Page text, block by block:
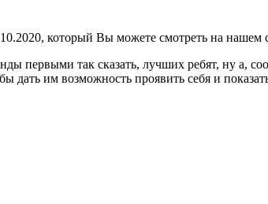
который Вы можете смотреть на нашем
первыми так сказать, лучших ребят, ну а,
дать им возможность проявить себя и